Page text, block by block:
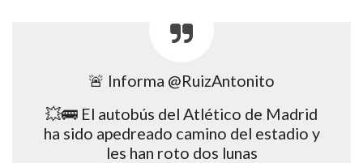
🚨 Informa @RuizAntonito
💥🚌 El autobús del Atlético de Madrid
ha sido apedreado camino del estadio y
les han roto dos lunas